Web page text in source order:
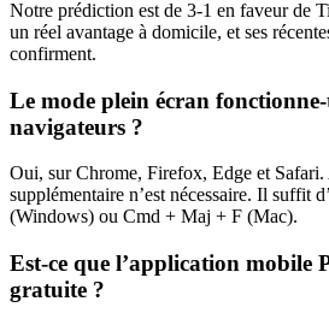
Notre prédiction est de 3-1 en faveur de
un réel avantage à domicile, et ses
confirment.
Le mode plein écran
navigateurs ?
Oui, sur Chrome, Firefox, Edge et
supplémentaire n’est nécessaire. Il suffit
(Windows) ou Cmd + Maj + F (Mac).
Est-ce que l’application mobile
gratuite ?